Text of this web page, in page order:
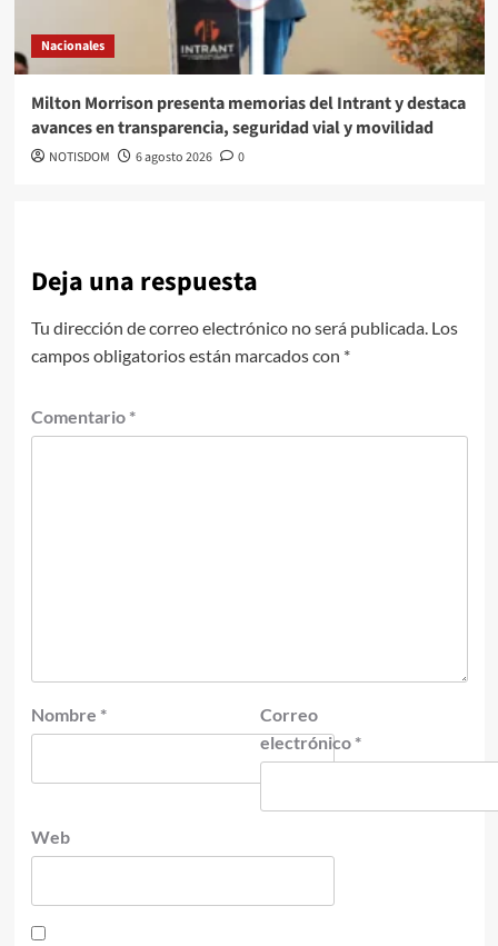
Nacionales
Milton Morrison presenta memorias del Intrant y destaca
avances en transparencia, seguridad vial y movilidad
NOTISDOM 6 agosto 2026 0
Deja una respuesta
Tu dirección de correo electrónico no será publicada. Los
campos obligatorios están marcados con *
Comentario *
Nombre *
Correo
electrónico *
Web